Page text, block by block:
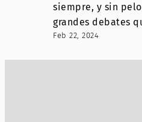
siempre, y sin
grandes debates
Feb 22, 2024